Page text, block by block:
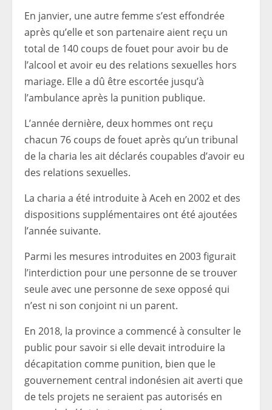
En janvier, une autre femme s’est effondrée
après qu’elle et son partenaire aient reçu un
total de 140 coups de fouet pour avoir bu de
l’alcool et avoir eu des relations sexuelles hors
mariage. Elle a dû être escortée jusqu’à
l’ambulance après la punition publique.
L’année dernière, deux hommes ont reçu
chacun 76 coups de fouet après qu’un tribunal
de la charia les ait déclarés coupables d’avoir eu
des relations sexuelles.
La charia a été introduite à Aceh en 2002 et des
dispositions supplémentaires ont été ajoutées
l’année suivante.
Parmi les mesures introduites en 2003 figurait
l’interdiction pour une personne de se trouver
seule avec une personne de sexe opposé qui
n’est ni son conjoint ni un parent.
En 2018, la province a commencé à consulter le
public pour savoir si elle devait introduire la
décapitation comme punition, bien que le
gouvernement central indonésien ait averti que
de tels projets ne seraient pas autorisés en